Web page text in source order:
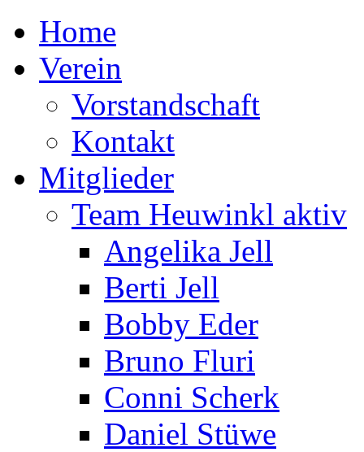
Home
Verein
Vorstandschaft
Kontakt
Mitglieder
Team Heuwinkl aktiv
Angelika Jell
Berti Jell
Bobby Eder
Bruno Fluri
Conni Scherk
Daniel Stüwe